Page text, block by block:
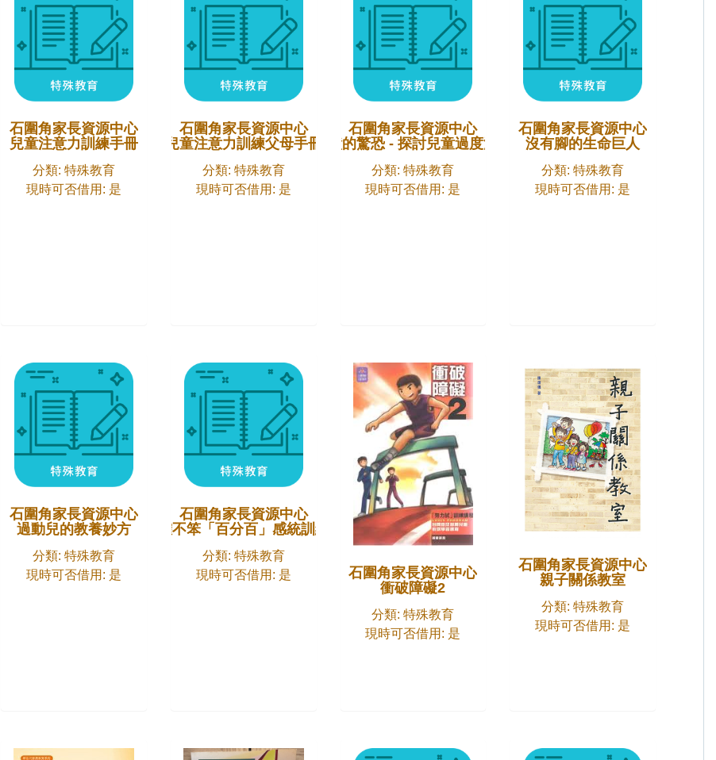
和平衡感
石圍角家長資源中心
兒童注意力訓練手冊
分類: 特殊教育
現時可否借用: 是
石圍角家長資源中心
兒童注意力訓練父母手冊
分類: 特殊教育
現時可否借用: 是
石圍角家長資源中心
四點鐘的驚恐 - 探討兒童過度活躍症
分類: 特殊教育
現時可否借用: 是
石圍角家長資源中心
沒有腳的生命巨人
分類: 特殊教育
現時可否借用: 是
石圍角家長資源中心
過動兒的教養妙方
分類: 特殊教育
現時可否借用: 是
石圍角家長資源中心
孩子確不笨「百分百」感統訓練活動
分類: 特殊教育
現時可否借用: 是
石圍角家長資源中心
衝破障礙2
分類: 特殊教育
現時可否借用: 是
石圍角家長資源中心
親子關係教室
分類: 特殊教育
現時可否借用: 是